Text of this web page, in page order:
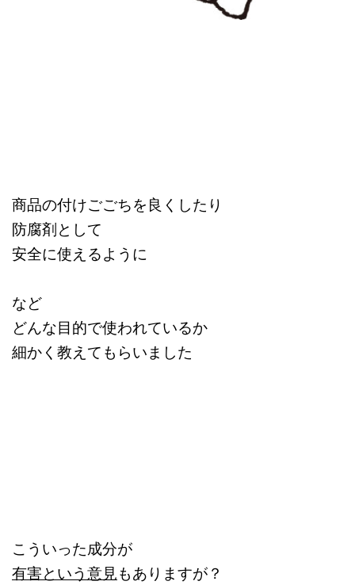
商品の付けごごちを良くしたり
防腐剤として
安全に使えるように
など
どんな目的で使われているか
細かく教えてもらいました
こういった成分が
有害という意見もありますが？